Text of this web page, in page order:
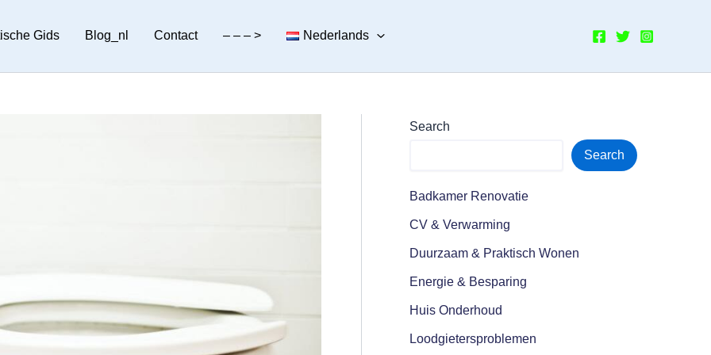
Gids Blog_nl Contact – – – > Nederlands
Search
Search
Badkamer Renovatie
CV & Verwarming
Duurzaam & Praktisch Wonen
Energie & Besparing
Huis Onderhoud
Loodgietersproblemen